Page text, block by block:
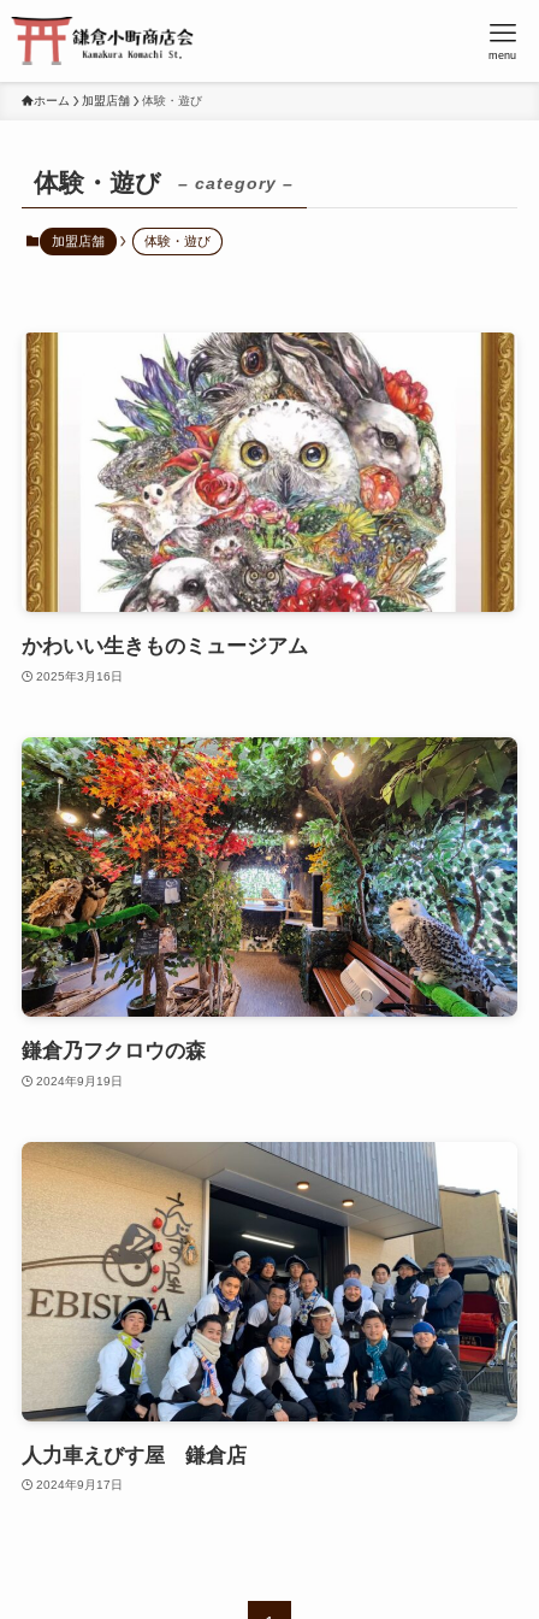
menu
ホーム 加盟店舗 体験・遊び
体験・遊び – category –
加盟店舗 体験・遊び
かわいい生きものミュージアム
2025年3月16日
鎌倉乃フクロウの森
2024年9月19日
人力車えびす屋 鎌倉店
2024年9月17日